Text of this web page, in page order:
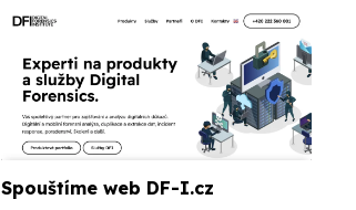
Spouštíme web DF-I.cz